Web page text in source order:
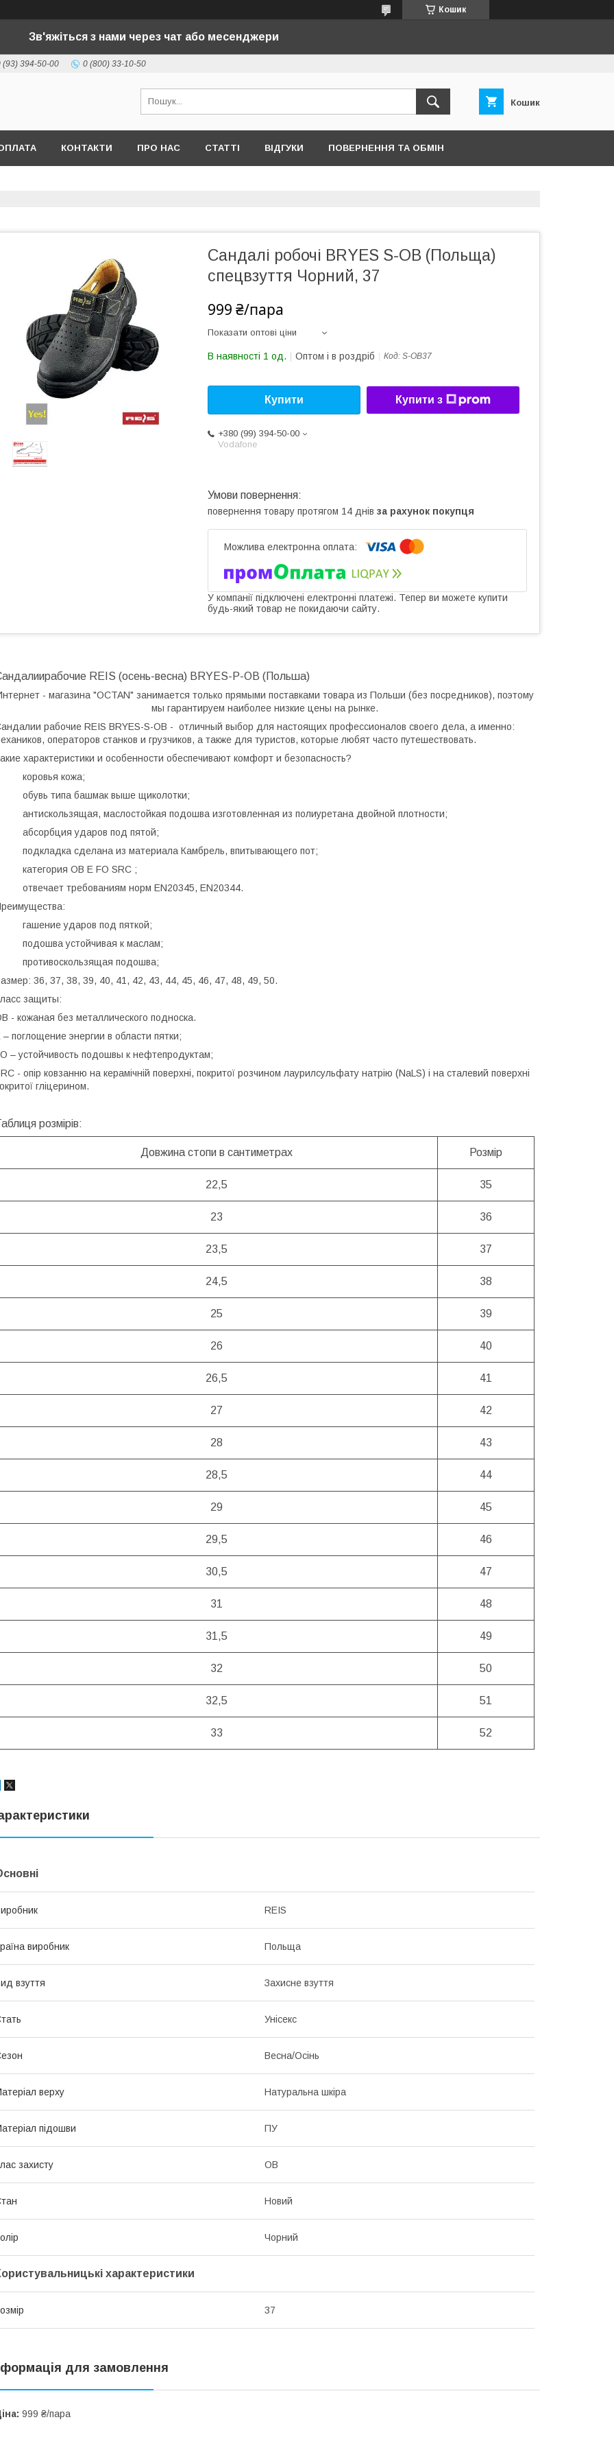
Кошик
Зв'яжіться з нами через чат або месенджери
(93) 394-50-00 0 (800) 33-10-50
Кошик
КОНТАКТИ ПРО НАС СТАТТІ ВІДГУКИ ПОВЕРНЕННЯ ТА ОБМІН
Сандалі робочі BRYES S-OB (Польща)
спецвзуття Чорний, 37
999 ₴/пара
Показати оптові ціни
В наявності 1 од. Оптом і в роздріб Код: S-OB37
Купити Купити з
+380 (99) 394-50-00
Vodafone
повернення товару протягом 14 днів за рахунок покупця
У компанії підключені електронні платежі. Тепер ви можете купити
будь-який товар не покидаючи сайту.
REIS (осень-весна) BRYES-P-OB (Польша)
- магазина "OCTAN" занимается только прямыми поставками товара из Польши (без посредников), поэтому
мы гарантируем наиболее низкие цены на рынке.
рабочие REIS BRYES-S-OB - отличный выбор для настоящих профессионалов своего дела, а именно:
операторов станков и грузчиков, а также для туристов, которые любят часто путешествовать.
характеристики и особенности обеспечивают комфорт и безопасность?
коровья кожа;
обувь типа башмак выше щиколотки;
антискользящая, маслостойкая подошва изготовленная из полиуретана двойной плотности;
абсорбция ударов под пятой;
подкладка сделана из материала Камбрель, впитывающего пот;
категория OB E FO SRC ;
отвечает требованиям норм EN20345, EN20344.
гашение ударов под пяткой;
подошва устойчивая к маслам;
противоскользящая подошва;
36, 37, 38, 39, 40, 41, 42, 43, 44, 45, 46, 47, 48, 49, 50.
защиты:
- кожаная без металлического подноска.
– поглощение энергии в области пятки;
– устойчивость подошвы к нефтепродуктам;
- опір ковзанню на керамічній поверхні, покритої розчином лаурилсульфату натрію (NaLS) і на сталевий поверхні
гліцерином.
розмірів:
Довжина стопи в сантиметрах Розмір
22,5 35
23 36
23,5 37
24,5 38
25 39
26 40
26,5 41
27 42
28 43
28,5 44
29 45
29,5 46
30,5 47
31 48
31,5 49
32 50
32,5 51
33 52
REIS
виробник Польща
взуття Захисне взуття
Унісекс
Весна/Осінь
верху Натуральна шкіра
підошви ПУ
захисту OB
Новий
Чорний
характеристики
37
для замовлення
999 ₴/пара